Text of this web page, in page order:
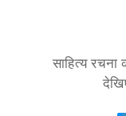
साहित्य रचना